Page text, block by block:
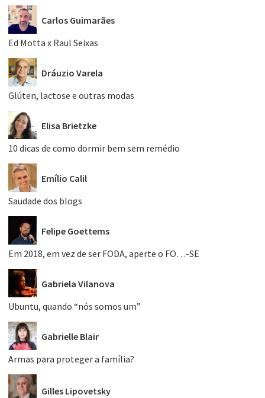
Carlos Guimarães
Ed Motta x Raul Seixas
Dráuzio Varela
Glúten, lactose e outras modas
Elisa Brietzke
10 dicas de como dormir bem sem remédio
Emílio Calil
Saudade dos blogs
Felipe Goettems
Em 2018, em vez de ser FODA, aperte o FO…-SE
Gabriela Vilanova
Ubuntu, quando “nós somos um”
Gabrielle Blair
Armas para proteger a família?
Gilles Lipovetsky